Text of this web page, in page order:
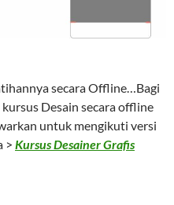
secara Offline…Bagi
Desain secara offline
untuk mengikuti versi
> Kursus Desainer Grafis